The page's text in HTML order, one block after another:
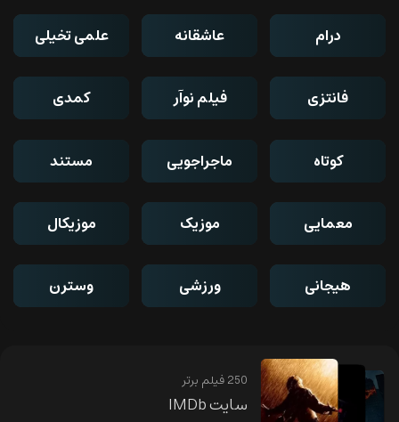
درام عاشقانه علمی تخیلی
فانتزی فیلم نوآر کمدی
کوتاه ماجراجویی مستند
معمایی موزیک موزیکال
هیجانی ورزشی وسترن
250 فیلم برتر
سایت IMDb